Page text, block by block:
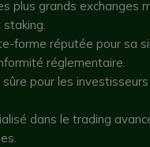
plus grands exchanges
forme réputée pour sa
réglementaire.
sûre pour les investisseurs
dans le trading